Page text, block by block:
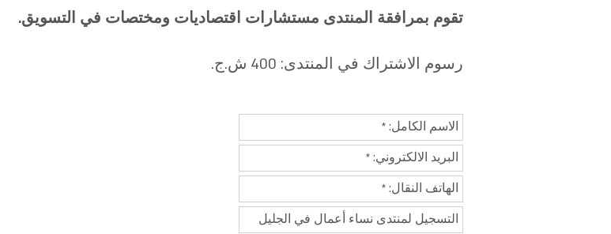
تقوم بمرافقة المنتدى مستشارات اقتصاديات ومختصات في التسويق.
رسوم الاشتراك في المنتدى: 400 ش.ج.